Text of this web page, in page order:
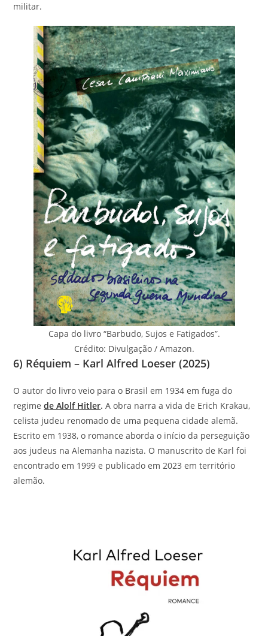
militar.
Capa do livro “Barbudo, Sujos e Fatigados”.
Crédito: Divulgação / Amazon.
6) Réquiem – Karl Alfred Loeser (2025)
O autor do livro veio para o Brasil em 1934 em fuga do
regimede Alolf Hitler. A obra narra a vida de Erich Krakau,
celista judeu renomado de uma pequena cidade alemã.
Escrito em 1938, o romance aborda o início da perseguição
aos judeus na Alemanha nazista. O manuscrito de Karl foi
encontrado em 1999 e publicado em 2023 em território
alemão.